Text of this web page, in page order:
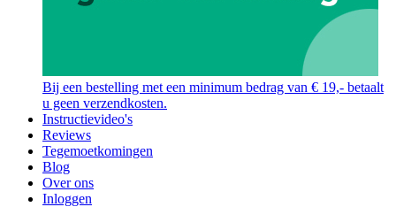
Bij een bestelling met een minimum bedrag van € 19,- betaalt
u geen verzendkosten.
Instructievideo's
Reviews
Tegemoetkomingen
Blog
Over ons
Inloggen